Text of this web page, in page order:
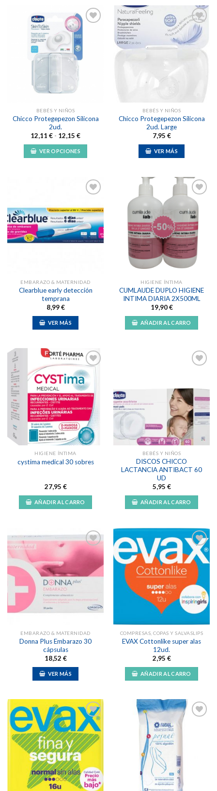
Añadir
lista de
BEBÉS Y NIÑOS
Chicco Protegepezon Silicona
2ud.
12,11 € - 12,15 €Rango
12,11 €
VER OPCIONES
Las
opciones
se
pueden
página
de
producto
Añadir
BEBÉS Y NIÑOS
Chicco Protegepezon Silicona
2ud. Large
7,95 €
VER MÁS
Añadir
a la
lista de
deseos
EMBARAZO & MATERNIDAD
Clearblue early detección
temprana
8,99€
VER MÁS
Añadir
a la
lista de
deseos
HIGIENE ÍNTIMA
CUMLAUDE DUPLO HIGIENE
INTIMA DIARIA 2X500ML
19,90€
AÑADIR AL CARRO
Añadir
a la
lista de
deseos
HIGIENE ÍNTIMA
cystima medical 30 sobres
27,95 €
AÑADIR AL CARRO
Añadir
a la
lista de
deseos
BEBÉS Y NIÑOS
DISCOS CHICCO
LACTANCIA ANTIBACT 60
UD
5,95 €
AÑADIR AL CARRO
Añadir
a la
lista de
EMBARAZO & MATERNIDAD
Donna Plus Embarazo 30
cápsulas
18,52 €
VER MÁS
Añadir
a la
lista de
deseos
COMPRESAS, COPAS Y SALVASLIPS
EVAX Cottonlike super alas
12ud.
2,95 €
AÑADIR AL CARRO
Añadir
a la
lista de
deseos